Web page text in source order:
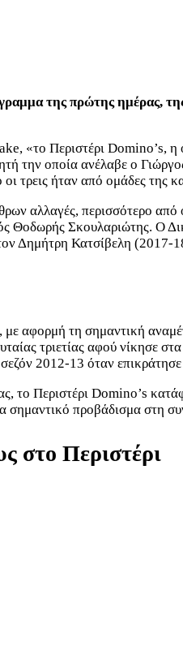
της πρώτης ημέρας,
«το Περιστέρι
την οποία ανέλαβε ο
τρεις ήταν από ομάδες
αλλαγές, περισσότερο από
Θοδωρής Σκουλαριώτης.
Δημήτρη Κατσίβελη (2017-
αφορμή τη σημαντική
τριετίας αφού νίκησε
2012-13 όταν
το Περιστέρι Domino’s
σημαντικό προβάδισμα στη
στο Περιστέρι